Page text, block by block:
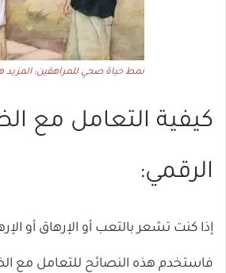
نمط حياة صحي للمراهقين: المزيد
كيفية التعامل مع
الرقمي:
إذا كنت تشعر بالتعب أو الإرهاق أو
فاستخدم هذه النصائح للتعامل مع